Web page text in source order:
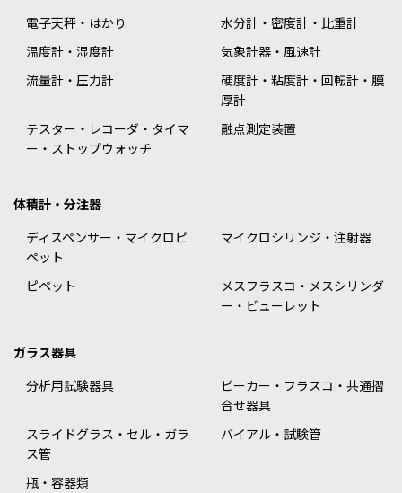
電子天秤・はかり
水分計・密度計・比重計
温度計・湿度計
気象計器・風速計
流量計・圧力計
硬度計・粘度計・回転計・膜
厚計
テスター・レコーダ・タイマ
ー・ストップウォッチ
融点測定装置
体積計・分注器
ディスペンサー・マイクロピ
ペット
マイクロシリンジ・注射器
ピペット
メスフラスコ・メスシリンダ
ー・ビューレット
ガラス器具
分析用試験器具
ビーカー・フラスコ・共通摺
合せ器具
スライドグラス・セル・ガラ
ス管
バイアル・試験管
瓶・容器類